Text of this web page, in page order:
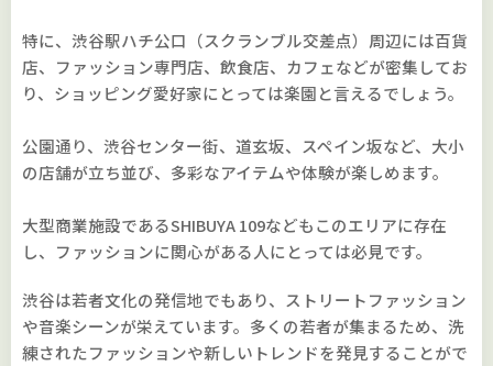
特に、渋谷駅ハチ公口（スクランブル交差点）周辺には百貨
店、ファッション専門店、飲食店、カフェなどが密集してお
り、ショッピング愛好家にとっては楽園と言えるでしょう。
公園通り、渋谷センター街、道玄坂、スペイン坂など、大小
の店舗が立ち並び、多彩なアイテムや体験が楽しめます。
大型商業施設であるSHIBUYA 109などもこのエリアに存在
し、ファッションに関心がある人にとっては必見です。
渋谷は若者文化の発信地でもあり、ストリートファッション
や音楽シーンが栄えています。多くの若者が集まるため、洗
練されたファッションや新しいトレンドを発見することがで